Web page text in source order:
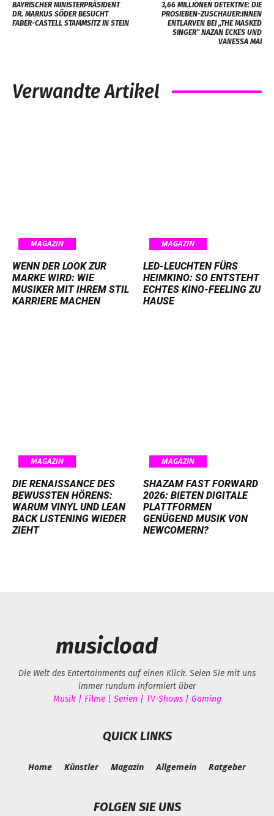
BAYRISCHER MINISTERPRÄSIDENT
DR. MARKUS SÖDER BESUCHT
FABER-CASTELL STAMMSITZ IN STEIN
3,66 MILLIONEN DETEKTIVE: DIE
PROSIEBEN-ZUSCHAUER:INNEN
ENTLARVEN BEI „THE MASKED
SINGER“ NAZAN ECKES UND
VANESSA MAI
Verwandte Artikel
MAGAZIN
WENN DER LOOK ZUR
MARKE WIRD: WIE
MUSIKER MIT IHREM STIL
KARRIERE MACHEN
MAGAZIN
LED-LEUCHTEN FÜRS
HEIMKINO: SO ENTSTEHT
ECHTES KINO-FEELING ZU
HAUSE
MAGAZIN
DIE RENAISSANCE DES
BEWUSSTEN HÖRENS:
WARUM VINYL UND LEAN
BACK LISTENING WIEDER
ZIEHT
MAGAZIN
SHAZAM FAST FORWARD
2026: BIETEN DIGITALE
PLATTFORMEN
GENÜGEND MUSIK VON
NEWCOMERN?
musicload
Die Welt des Entertainments auf einen Klick. Seien Sie mit uns
immer rundum informiert über
Musik | Filme | Serien | TV-Shows | Gaming
QUICK LINKS
Home Künstler Magazin Allgemein Ratgeber
FOLGEN SIE UNS